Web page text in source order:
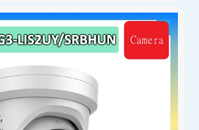
chuyển động và phân biệt được
ống kính 4